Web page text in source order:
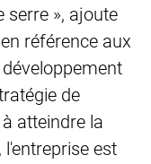
serre », ajoute
référence aux
de
atteindre la
est